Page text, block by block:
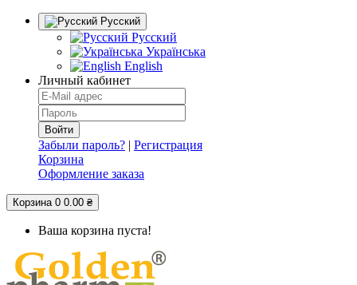
Русский
Русский
Українська
English
Личный кабинет
Забыли пароль? | Регистрация
Корзина
Оформление заказа
Корзина 0 0.00 ₴
Ваша корзина пуста!